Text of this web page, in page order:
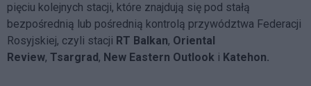
pięciu kolejnych stacji, które znajdują się pod stałą
bezpośrednią lub pośrednią kontrolą przywództwa Federacji
Rosyjskiej, czyli stacji RT Balkan, Oriental
Review, Tsargrad , New Eastern Outlook i Katehon.